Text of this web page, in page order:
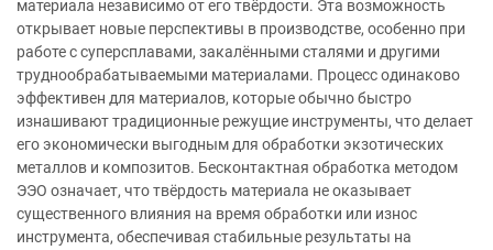
материала независимо от его твёрдости. Эта возможность
открывает новые перспективы в производстве, особенно при
работе с суперсплавами, закалёнными сталями и другими
труднообрабатываемыми материалами. Процесс одинаково
эффективен для материалов, которые обычно быстро
изнашивают традиционные режущие инструменты, что делает
его экономически выгодным для обработки экзотических
металлов и композитов. Бесконтактная обработка методом
ЭЭО означает, что твёрдость материала не оказывает
существенного влияния на время обработки или износ
инструмента, обеспечивая стабильные результаты на